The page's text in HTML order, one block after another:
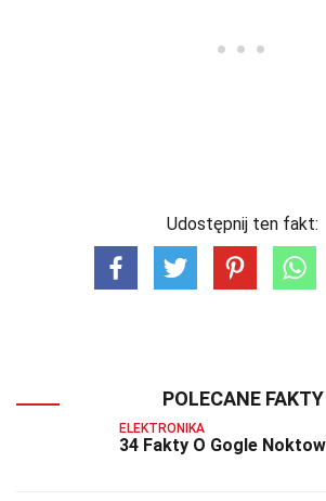
Udostępnij ten fakt:
POLECANE FAKTY
ELEKTRONIKA
34 Fakty O Gogle